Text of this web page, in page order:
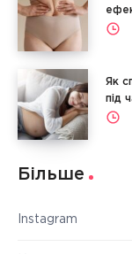
Як
під
Більше
Instagram